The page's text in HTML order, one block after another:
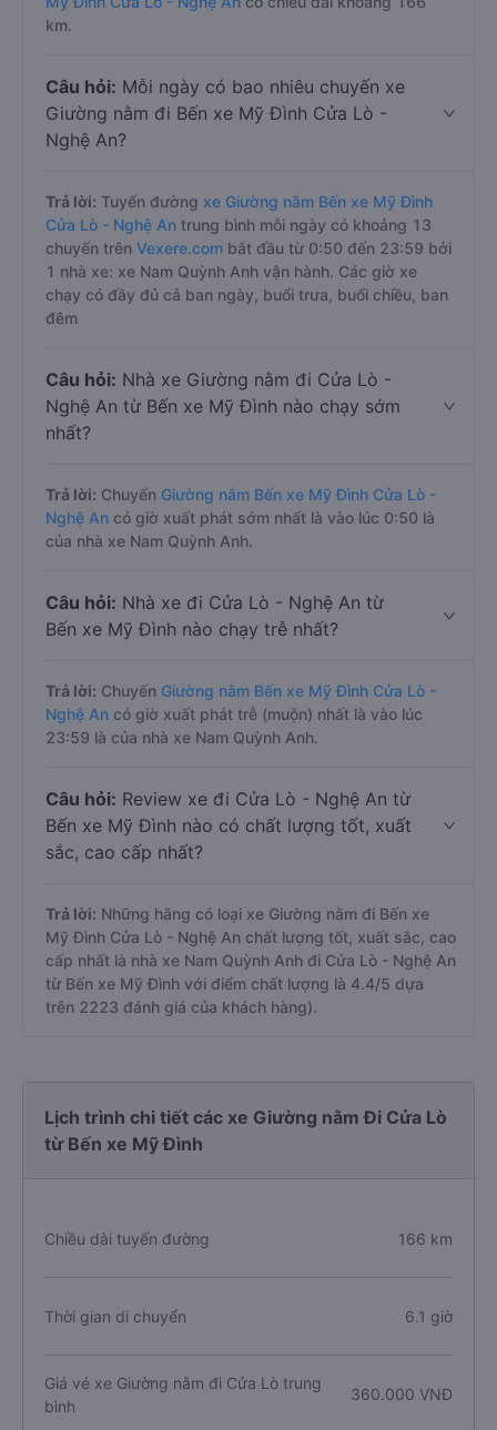
km.
Câu hỏi: Mỗi ngày có bao nhiêu chuyến xe
Giường nằm đi Bến xe Mỹ Đình Cửa Lò -
Nghệ An?
Trả lời: Tuyến đường xe Giường nằm Bến xe Mỹ Đình
Cửa Lò - Nghệ An trung bình mỗi ngày có khoảng 13
chuyến trên Vexere.com bắt đầu từ 0:50 đến 23:59 bởi
1 nhà xe: xe Nam Quỳnh Anh vận hành. Các giờ xe
chạy có đầy đủ cả ban ngày, buổi trưa, buổi chiều, ban
đêm
Câu hỏi: Nhà xe Giường nằm đi Cửa Lò -
Nghệ An từ Bến xe Mỹ Đình nào chạy sớm
nhất?
Trả lời: Chuyến Giường nằm Bến xe Mỹ Đình Cửa Lò -
Nghệ An có giờ xuất phát sớm nhất là vào lúc 0:50 là
của nhà xe Nam Quỳnh Anh.
Câu hỏi: Nhà xe đi Cửa Lò - Nghệ An từ
Bến xe Mỹ Đình nào chạy trễ nhất?
Trả lời: Chuyến Giường nằm Bến xe Mỹ Đình Cửa Lò -
Nghệ An có giờ xuất phát trễ (muộn) nhất là vào lúc
23:59 là của nhà xe Nam Quỳnh Anh.
Câu hỏi: Review xe đi Cửa Lò - Nghệ An từ
Bến xe Mỹ Đình nào có chất lượng tốt, xuất
sắc, cao cấp nhất?
Trả lời: Những hãng có loại xe Giường nằm đi Bến xe
Mỹ Đình Cửa Lò - Nghệ An chất lượng tốt, xuất sắc, cao
cấp nhất là nhà xe Nam Quỳnh Anh đi Cửa Lò - Nghệ An
từ Bến xe Mỹ Đình với điểm chất lượng là 4.4/5 dựa
trên 2223 đánh giá của khách hàng).
Lịch trình chi tiết các xe Giường nằm Đi Cửa Lò
từ Bến xe Mỹ Đình
Chiều dài tuyến đường 166 km
Thời gian di chuyển 6.1 giờ
Giá vé xe Giường nằm đi Cửa Lò trung
bình
360.000 VNĐ